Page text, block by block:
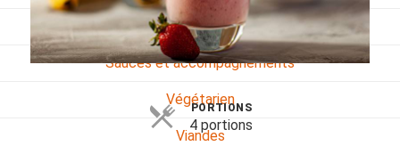
Sans sel
Sauces et accompagnements
Végétarien
Viandes
PORTIONS
4 portions